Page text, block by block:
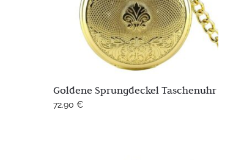
Goldene Sprungdeckel Taschenuhr
72.90 €